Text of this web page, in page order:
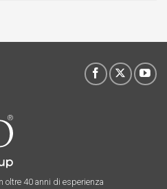
oltre 40 anni di esperienza